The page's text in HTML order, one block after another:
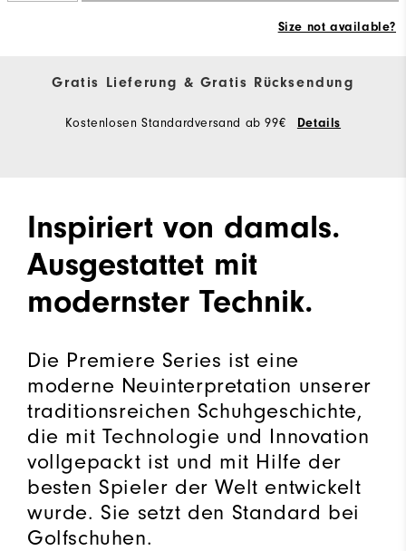
Size not available?
Gratis Lieferung & Gratis Rücksendung
Kostenlosen Standardversand ab 99€ Details
Inspiriert von damals.
Ausgestattet mit
modernster Technik.
Die Premiere Series ist eine
moderne Neuinterpretation unserer
traditionsreichen Schuhgeschichte,
die mit Technologie und Innovation
vollgepackt ist und mit Hilfe der
besten Spieler der Welt entwickelt
wurde. Sie setzt den Standard bei
Golfschuhen.